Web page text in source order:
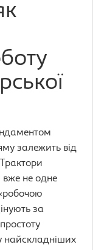
залежить від
вже не одне
за
найскладніших